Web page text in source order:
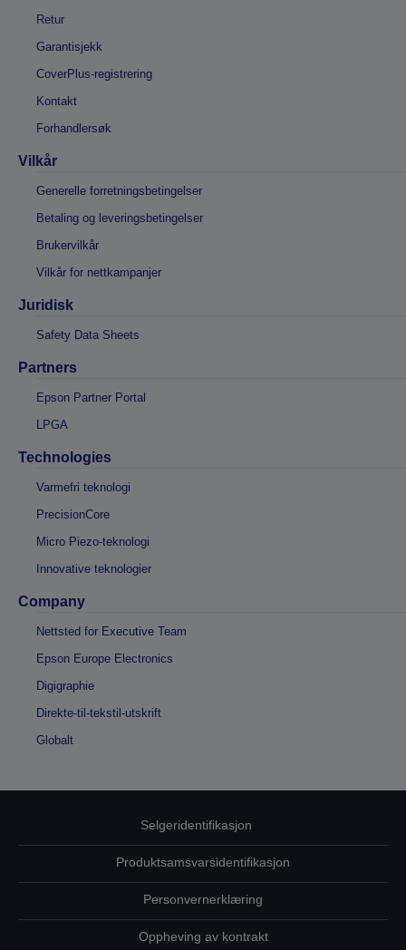
Retur
Garantisjekk
CoverPlus-registrering
Kontakt
Forhandlersøk
Vilkår
Generelle forretningsbetingelser
Betaling og leveringsbetingelser
Brukervilkår
Vilkår for nettkampanjer
Juridisk
Safety Data Sheets
Partners
Epson Partner Portal
LPGA
Technologies
Varmefri teknologi
PrecisionCore
Micro Piezo-teknologi
Innovative teknologier
Company
Nettsted for Executive Team
Epson Europe Electronics
Digigraphie
Direkte-til-tekstil-utskrift
Globalt
Selgeridentifikasjon
Produktsamsvarsidentifikasjon
Personvernerklæring
Oppheving av kontrakt